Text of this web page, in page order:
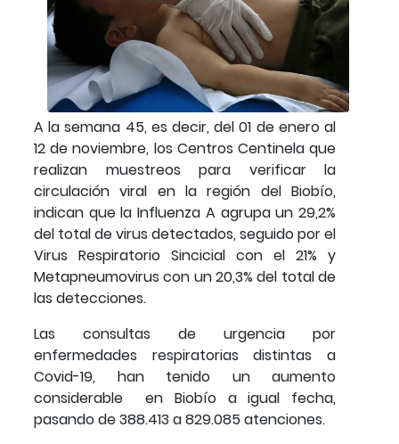
A la semana 45, es decir, del 01 de enero al
12 de noviembre, los Centros Centinela que
realizan muestreos para verificar la
circulación viral en la región del Biobío,
indican que la Influenza A agrupa un 29,2%
del total de virus detectados, seguido por el
Virus Respiratorio Sincicial con el 21% y
Metapneumovirus con un 20,3% del total de
las detecciones.
Las consultas de urgencia por
enfermedades respiratorias distintas a
Covid-19, han tenido un aumento
considerable en Biobío a igual fecha,
pasando de 388.413 a 829.085 atenciones.